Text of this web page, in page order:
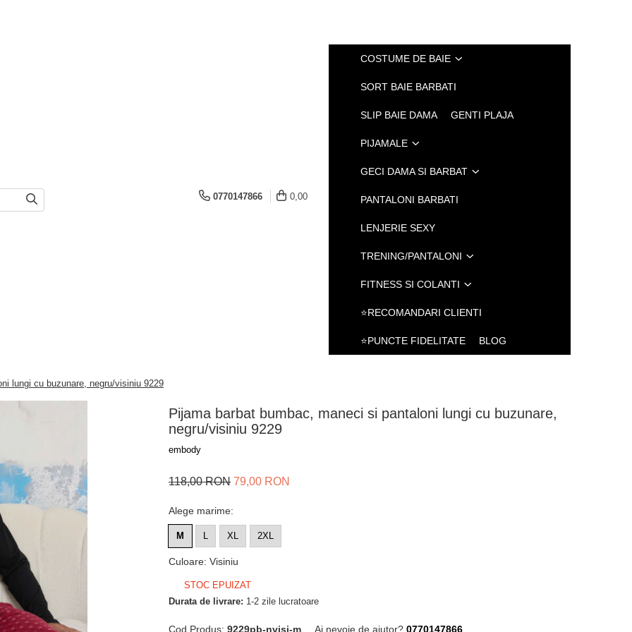
0770147866 0,00
COSTUME DE BAIE
SORT BAIE BARBATI
SLIP BAIE DAMA GENTI PLAJA
PIJAMALE
GECI DAMA SI BARBAT
PANTALONI BARBATI
LENJERIE SEXY
TRENING/PANTALONI
FITNESS SI COLANTI
⭐RECOMANDARI CLIENTI
⭐PUNCTE FIDELITATE BLOG
lungi cu buzunare, negru/visiniu 9229
Pijama barbat bumbac, maneci si pantaloni lungi cu buzunare,
negru/visiniu 9229
embody
118,00 RON 79,00 RON
Alege marime:
M L XL 2XL
Culoare: Visiniu
STOC EPUIZAT
Durata de livrare: 1-2 zile lucratoare
Cod Produs: 9229pb-nvisi-m Ai nevoie de ajutor? 0770147866